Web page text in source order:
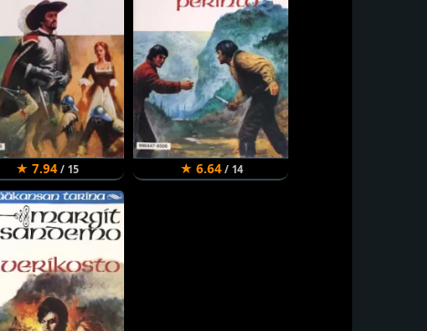
★ 7.94/ 15 ★ 6.64/ 14